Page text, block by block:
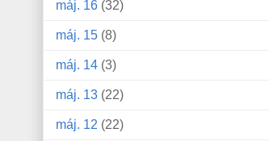
máj. 16 (32)
máj. 15 (8)
máj. 14 (3)
máj. 13 (22)
máj. 12 (22)